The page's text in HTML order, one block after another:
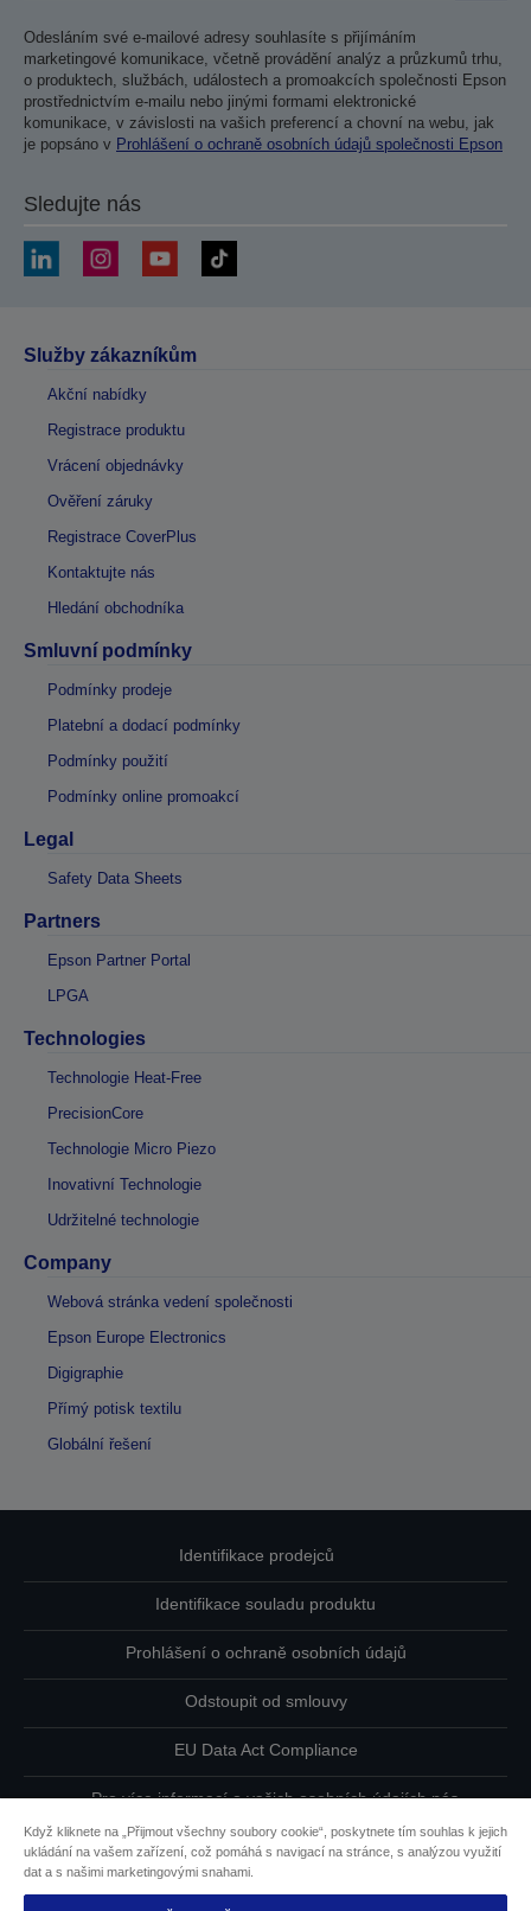
Odesláním své e-mailové adresy souhlasíte s přijímáním
marketingové komunikace, včetně provádění analýz a průzkumů trhu,
o produktech, službách, událostech a promoakcích společnosti Epson
prostřednictvím e-mailu nebo jinými formami elektronické
komunikace, v závislosti na vašich preferencí a chovní na webu, jak
je popsáno v Prohlášení o ochraně osobních údajů společnosti Epson
Sledujte nás
Služby zákazníkům
Akční nabídky
Registrace produktu
Vrácení objednávky
Ověření záruky
Registrace CoverPlus
Kontaktujte nás
Hledání obchodníka
Smluvní podmínky
Podmínky prodeje
Platební a dodací podmínky
Podmínky použití
Podmínky online promoakcí
Legal
Safety Data Sheets
Partners
Epson Partner Portal
LPGA
Technologies
Technologie Heat-Free
PrecisionCore
Technologie Micro Piezo
Inovativní Technologie
Udržitelné technologie
Company
Webová stránka vedení společnosti
Epson Europe Electronics
Digigraphie
Přímý potisk textilu
Globální řešení
Identifikace prodejců
Identifikace souladu produktu
Prohlášení o ochraně osobních údajů
Odstoupit od smlouvy
EU Data Act Compliance
Pro více informací o vašich osobních údajích nás
Informace o souborech cookie
Když kliknete na „Přijmout všechny soubory cookie“, poskytnete tím souhlas k jejich
ukládání na vašem zařízení, což pomáhá s navigací na stránce, s analýzou využití
dat a s našimi marketingovými snahami.